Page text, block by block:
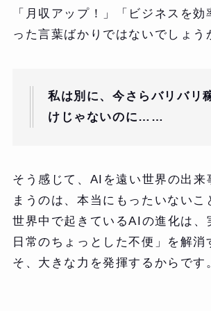
「月収アップ！」「ビジネスを
った言葉ばかりではないでしょう
私は別に、今さらバリバリ
けじゃないのに……
そう感じて、AIを遠い世界の出来
まうのは、本当にもったいないこ
世界中で起きているAIの進化は、
日常のちょっとした不便」を解消
そ、大きな力を発揮するからです